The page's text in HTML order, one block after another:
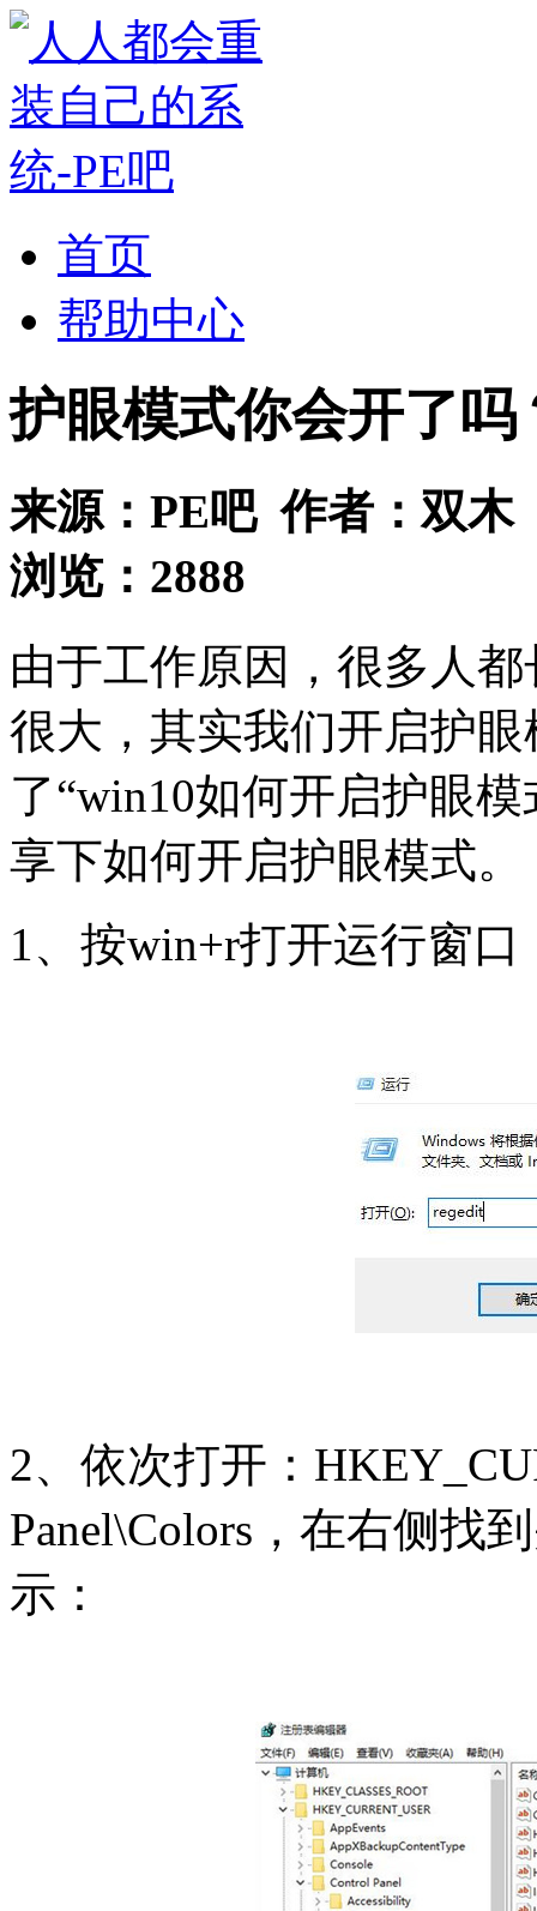
首页
帮助中心
护眼模式你会开了吗
来源： PE吧作者：双木
浏览： 2888
由于工作原因，很多人
很大，其实我们开启护
了“win10如何开启护眼
享下如何开启护眼模式。
1、按win+r打开运行窗
2、依次打开：
Panel\Colors，在右侧找
示：